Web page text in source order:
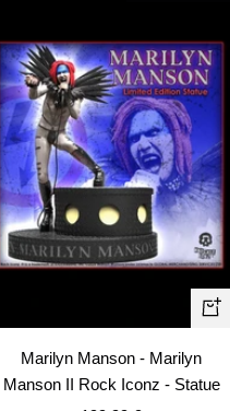
Marilyn Manson - Marilyn
Manson II Rock Iconz - Statue